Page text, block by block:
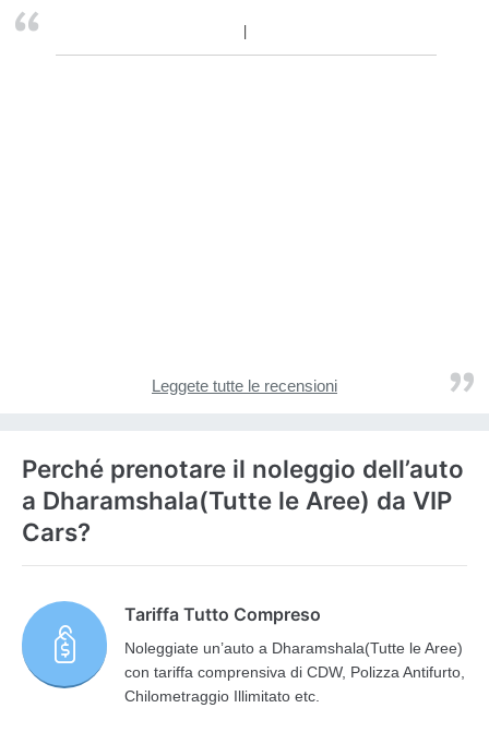
Leggete tutte le recensioni
Perché prenotare il noleggio dell’auto
a Dharamshala(Tutte le Aree) da VIP
Cars?
Tariffa Tutto Compreso
Noleggiate un’auto a Dharamshala(Tutte le Aree)
con tariffa comprensiva di CDW, Polizza Antifurto,
Chilometraggio Illimitato etc.